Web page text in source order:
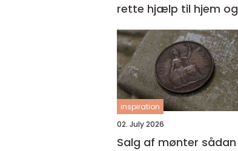
rette hjælp til hjem og
erhverv
inspiration
02. July 2026
Salg af mønter sådan